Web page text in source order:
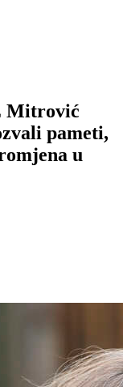
Mitrović
pameti,
u